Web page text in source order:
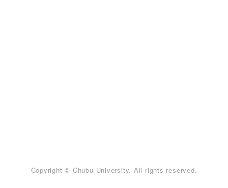
Copyright © Chubu University. All rights reserved.